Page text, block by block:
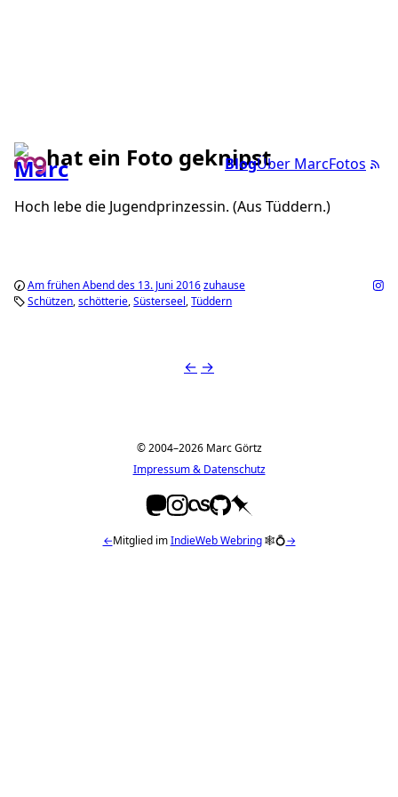
BlogÜber MarcFotos
hat ein Foto geknipst
Hoch lebe die Jugendprinzessin. (Aus Tüddern.)
Am frühen Abend des 13. Juni 2016zuhause
Schützen schötterie Süsterseel Tüddern
← →
© 2004–2026 Marc Görtz
Impressum & Datenschutz
←Mitglied imIndieWeb Webring🕸💍→